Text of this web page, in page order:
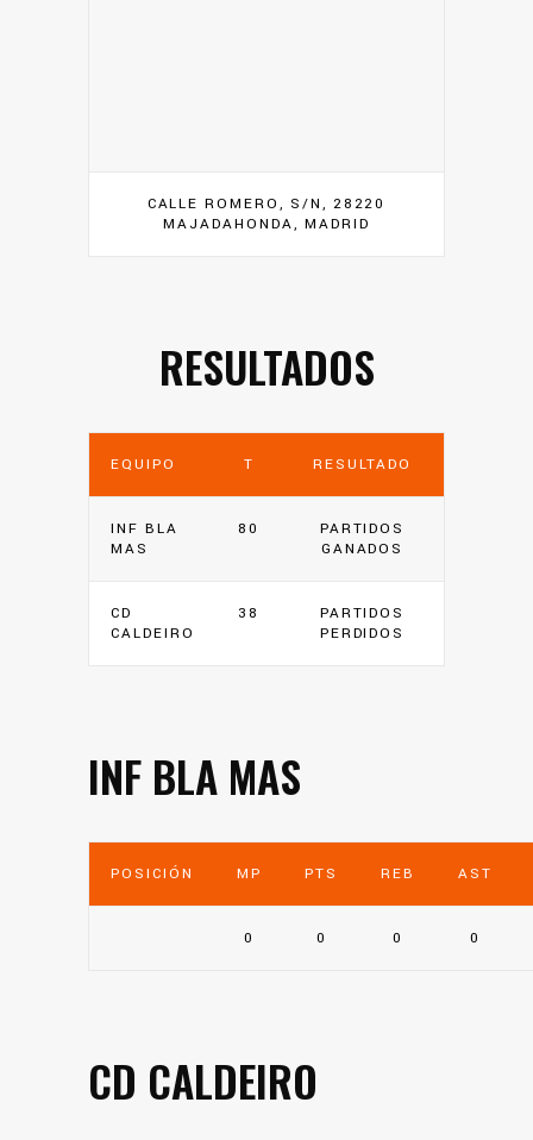
CALLE ROMERO, S/N, 28220
MAJADAHONDA, MADRID
RESULTADOS
EQUIPO T RESULTADO
INF BLA
MAS
80
PARTIDOS
GANADOS
CD
CALDEIRO
38
PARTIDOS
PERDIDOS
INF BLA MAS
POSICIÓN MP PTS REB AST
0 0 0 0
CD CALDEIRO